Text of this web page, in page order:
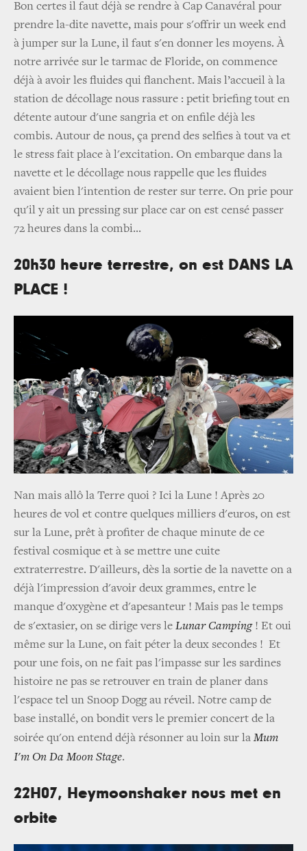
Bon certes il faut déjà se rendre à Cap Canavéral pour
prendre la-dite navette, mais pour s'offrir un week end
à jumper sur la Lune, il faut s'en donner les moyens. À
notre arrivée sur le tarmac de Floride, on commence
déjà à avoir les fluides qui flanchent. Mais l’accueil à la
station de décollage nous rassure : petit briefing tout en
détente autour d'une sangria et on enfile déjà les
combis. Autour de nous, ça prend des selfies à tout va et
le stress fait place à l'excitation. On embarque dans la
navette et le décollage nous rappelle que les fluides
avaient bien l'intention de rester sur terre. On prie pour
qu'il y ait un pressing sur place car on est censé passer
72 heures dans la combi...
20h30 heure terrestre, on est DANS LA
PLACE !
Nan mais allô la Terre quoi ? Ici la Lune ! Après 20
heures de vol et contre quelques milliers d'euros, on est
sur la Lune, prêt à profiter de chaque minute de ce
festival cosmique et à se mettre une cuite
extraterrestre. D'ailleurs, dès la sortie de la navette on a
déjà l'impression d'avoir deux grammes, entre le
manque d'oxygène et d'apesanteur ! Mais pas le temps
de s'extasier, on se dirige vers le Lunar Camping! Et oui
même sur la Lune, on fait péter la deux secondes ! Et
pour une fois, on ne fait pas l'impasse sur les sardines
histoire ne pas se retrouver en train de planer dans
l'espace tel un Snoop Dogg au réveil. Notre camp de
base installé, on bondit vers le premier concert de la
soirée qu'on entend déjà résonner au loin sur la Mum
I'm On Da Moon Stage.
22H07, Heymoonshaker nous met en
orbite